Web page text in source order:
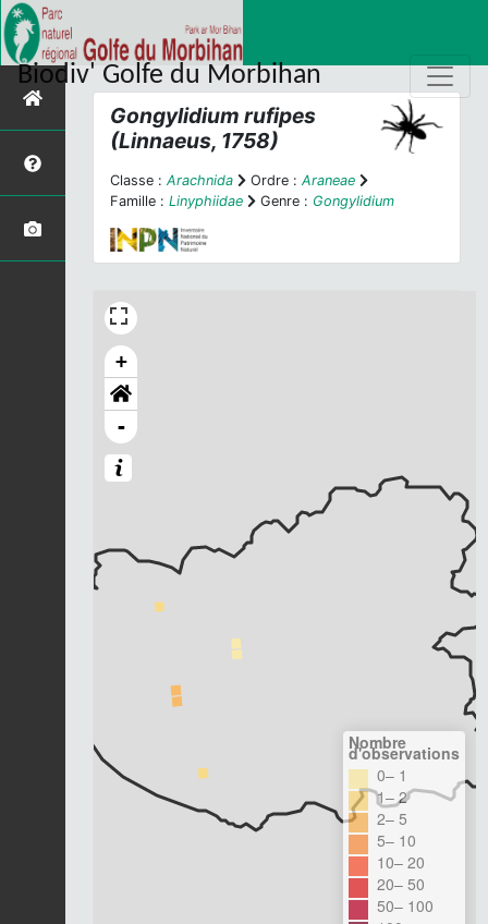
Biodiv' Golfe du Morbihan
Gongylidium rufipes
(Linnaeus, 1758)
Classe : Arachnida Ordre : Araneae
Famille : Linyphiidae Genre : Gongylidium
+
-
Nombre
d'observations
0– 1
1– 2
2– 5
5– 10
10– 20
20– 50
50– 100